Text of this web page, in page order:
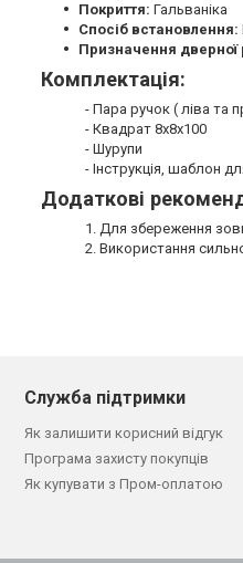
Покриття: Гальваніка
Спосіб встановлення:
Призначення дверної
Комплектація:
- Пара ручок ( ліва та
- Квадрат 8х8х100
- Шурупи
- Інструкція, шаблон
Додаткові
1. Для збереження
2. Використання
Служба підтримки
Як залишити корисний відгук
Програма захисту покупців
Як купувати з Пром-оплатою